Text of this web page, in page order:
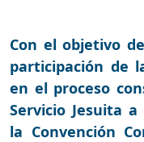
Con el objetivo
participación de
en el proceso
Servicio Jesuita
la Convención